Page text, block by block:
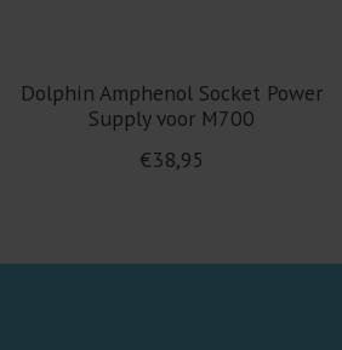
Dolphin Amphenol Socket Power
Supply voor M700
€38,95